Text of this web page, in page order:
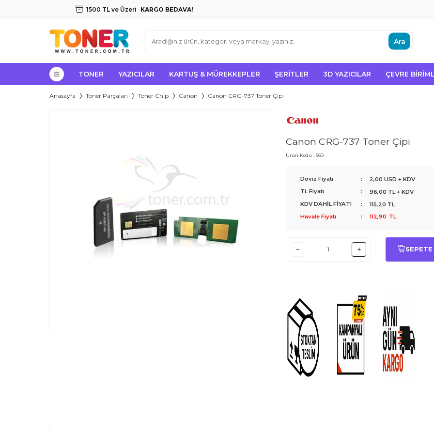
1500 TL ve Üzeri KARGO BEDAVA!
Ara
TONER YAZICILAR KARTUŞ & MÜREKKEPLER ŞERITLER 3D YAZICILAR ÇEVRE
Anasayfa Toner Parçaları Toner Chip Canon Canon CRG-737 Toner Çipi
Canon CRG-737 Toner Çipi
Ürün Kodu : 560
Döviz Fiyatı :
2,00 USD + KDV
TL Fiyatı
: 96,00 TL + KDV
KDV DAHİL FİYATI
: 115,20 TL
Havale Fiyatı
: 112,90 TL